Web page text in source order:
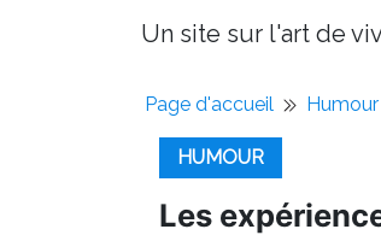
Un site sur l'art de
Page d'accueil Humour
HUMOUR
Les